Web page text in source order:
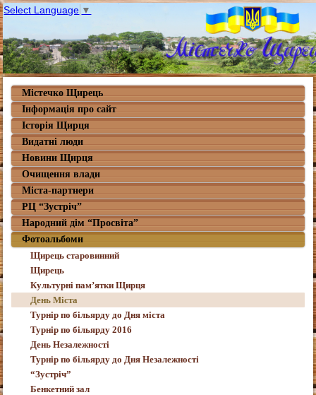
Select Language ▼
Містечко Щирець
Інформація про сайт
Історія Щирця
Видатні люди
Новини Щирця
Очищення влади
Міста-партнери
РЦ “Зустріч”
Народний дім “Просвіта”
Фотоальбоми
Щирець старовинний
Щирець
Культурні пам’ятки Щирця
День Міста
Турнір по більярду до Дня міста
Турнір по більярду 2016
День Незалежності
Турнір по більярду до Дня Незалежності
“Зустріч”
Бенкетний зал